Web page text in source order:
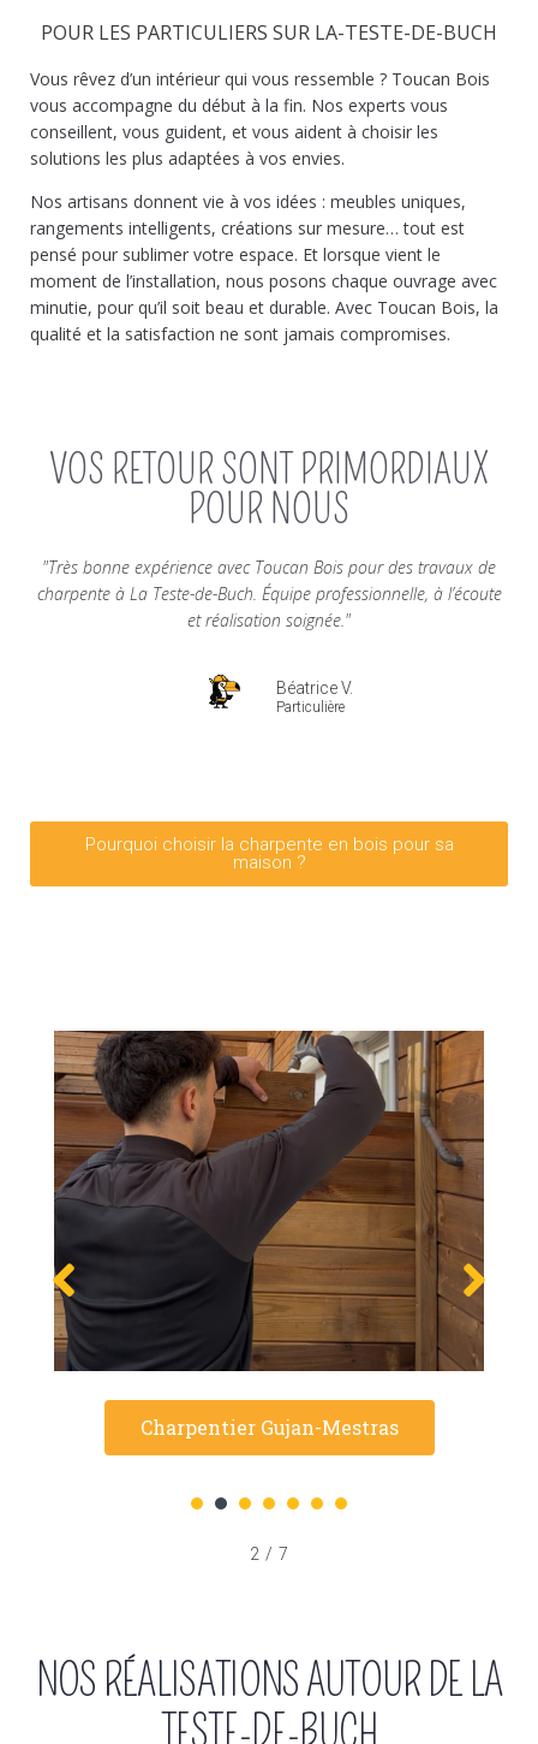
POUR LES PARTICULIERS SUR LA-TESTE-DE-BUCH
Vous rêvez d’un intérieur qui vous ressemble ? Toucan Bois
vous accompagne du début à la fin. Nos experts vous
conseillent, vous guident, et vous aident à choisir les
solutions les plus adaptées à vos envies.
Nos artisans donnent vie à vos idées : meubles uniques,
rangements intelligents, créations sur mesure… tout est
pensé pour sublimer votre espace. Et lorsque vient le
moment de l’installation, nous posons chaque ouvrage avec
minutie, pour qu’il soit beau et durable. Avec Toucan Bois, la
qualité et la satisfaction ne sont jamais compromises.
VOS RETOUR SONT PRIMORDIAUX
POUR NOUS
"Très bonne expérience avec Toucan Bois pour des travaux de
charpente à La Teste-de-Buch. Équipe professionnelle, à l’écoute
et réalisation soignée."
Béatrice V.
Particulière
Pourquoi choisir la charpente en bois pour sa
maison ?
Charpentier Gujan-Mestras
2 / 7
NOS RÉALISATIONS AUTOUR DE LA
TESTE-DE-BUCH